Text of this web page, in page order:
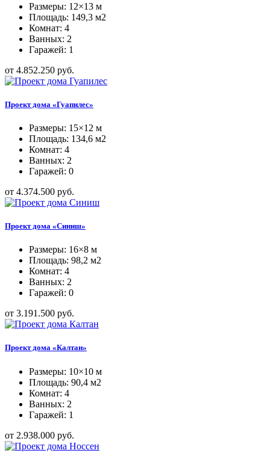
Размеры: 12×13 м
Площадь: 149,3 м2
Комнат: 4
Ванных: 2
Гаражей: 1
от 4.852.250 руб.
Проект дома «Гуапилес»
Размеры: 15×12 м
Площадь: 134,6 м2
Комнат: 4
Ванных: 2
Гаражей: 0
от 4.374.500 руб.
Проект дома «Синиш»
Размеры: 16×8 м
Площадь: 98,2 м2
Комнат: 4
Ванных: 2
Гаражей: 0
от 3.191.500 руб.
Проект дома «Калтан»
Размеры: 10×10 м
Площадь: 90,4 м2
Комнат: 4
Ванных: 2
Гаражей: 1
от 2.938.000 руб.